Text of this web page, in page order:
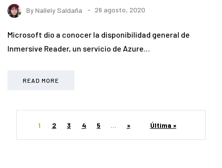
ByNallely Saldaña 26 agosto, 2020
Microsoft dio a conocer la disponibilidad general de
Inmersive Reader, un servicio de Azure…
READ MORE
1 2 3 4 5 ... » Última »